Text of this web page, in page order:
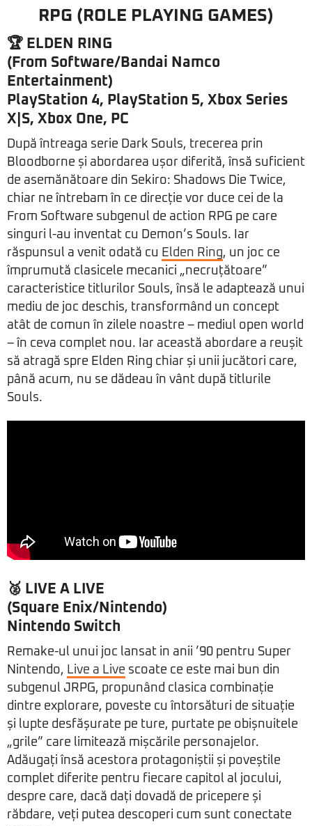
RPG (ROLE PLAYING GAMES)
🏆 ELDEN RING
(From Software/Bandai Namco
Entertainment)
PlayStation 4, PlayStation 5, Xbox Series
X|S, Xbox One, PC
După întreaga serie Dark Souls, trecerea prin
Bloodborne și abordarea ușor diferită, însă suficient
de asemănătoare din Sekiro: Shadows Die Twice,
chiar ne întrebam în ce direcție vor duce cei de la
From Software subgenul de action RPG pe care
singuri l-au inventat cu Demon’s Souls. Iar
răspunsul a venit odată cu Elden Ring, un joc ce
împrumută clasicele mecanici „necruțătoare”
caracteristice titlurilor Souls, însă le adaptează unui
mediu de joc deschis, transformând un concept
atât de comun în zilele noastre – mediul open world
– în ceva complet nou. Iar această abordare a reușit
să atragă spre Elden Ring chiar și unii jucători care,
până acum, nu se dădeau în vânt după titlurile
Souls.
🥈 LIVE A LIVE
(Square Enix/Nintendo)
Nintendo Switch
Remake-ul unui joc lansat in anii ’90 pentru Super
Nintendo, Live a Live scoate ce este mai bun din
subgenul JRPG, propunând clasica combinație
dintre explorare, poveste cu întorsături de situație
și lupte desfășurate pe ture, purtate pe obișnuitele
„grile” care limitează mișcările personajelor.
Adăugați însă acestora protagoniștii și poveștile
complet diferite pentru fiecare capitol al jocului,
despre care, dacă dați dovadă de pricepere și
răbdare, veți putea descoperi cum sunt conectate